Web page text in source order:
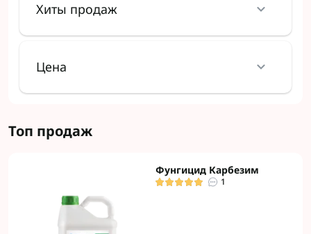
Хиты продаж
Цена
Топ продаж
Фунгицид Карбезим
1